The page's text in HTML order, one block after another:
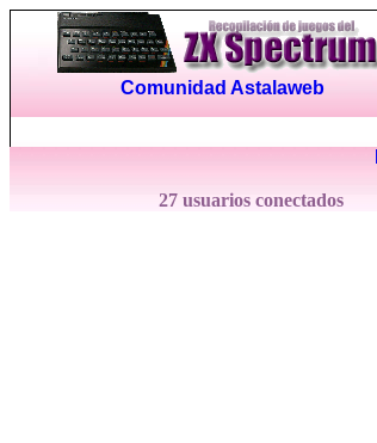
Comunidad Astalaweb
27 usuarios conectados